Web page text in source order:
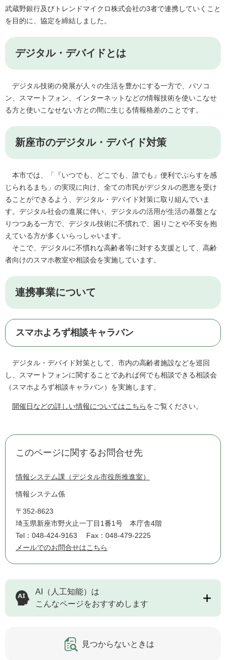
武蔵野銀行及びトレンドマイクロ株式会社の3者で連携していくこと
を目的に、協定を締結しました。
デジタル・デバイドとは
デジタル技術の発展が人々の生活を豊かにする一方で、パソコ
ン、スマートフォン、インターネットなどの情報技術を使いこなせ
る方と使いこなせない方との間に生じる情報格差のことです。
新座市のデジタル・デバイド対策
本市では、「『いつでも、どこでも、誰でも』便利でぷらすを感
じられるまち」の実現に向け、全ての市民がデジタルの恩恵を受け
ることができるよう、デジタル・デバイド対策に取り組んでいま
す。デジタル社会の進展に伴い、デジタルの活用が生活の基盤とな
りつつある一方で、デジタル技術に不慣れで、困りごとや不安を抱
えている方が多くいらっしゃいます。
そこで、デジタルに不慣れな高齢者等に対する支援として、高齢
者向けのスマホ教室や相談会を実施しています。
連携事業について
スマホよろず相談キャラバン
デジタル・デバイド対策として、市内の高齢者施設などを巡回
し、スマートフォンに関することであれば何でも相談できる相談会
（スマホよろず相談キャラバン）を実施します。
開催日などの詳しい情報についてはこちらをご覧ください。
このページに関するお問合せ先
情報システム課（デジタル市役所推進室）
情報システム係
〒352-8623
埼玉県新座市野火止一丁目1番1号 本庁舎4階
Tel：048-424-9163
Fax：048-479-2225
メールでのお問合せはこちら
AI（人工知能）は
こんなページをおすすめします
見つからないときは